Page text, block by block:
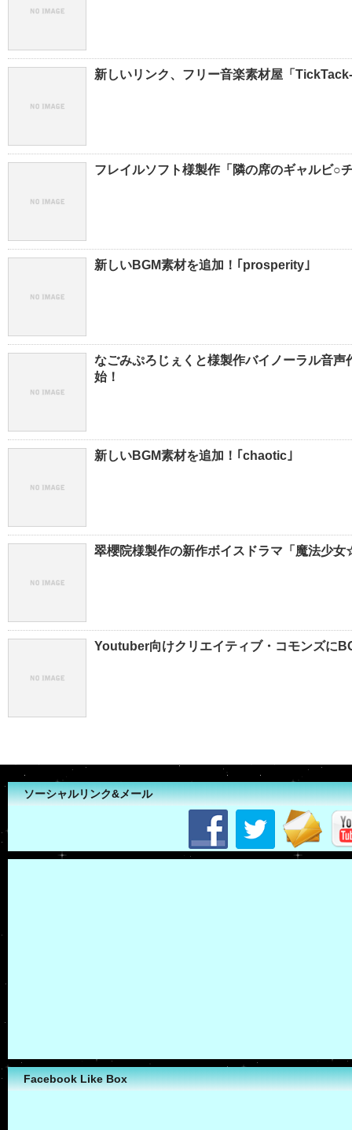
新しいリンク、フリー音楽素材屋「
フレイルソフト様製作「隣の席のギャルビ○
新しいBGM素材を追加！｢prosperity｣
なごみぷろじぇくと様製作バイノーラル音
始！
新しいBGM素材を追加！｢chaotic｣
翠櫻院様製作の新作ボイスドラマ「魔法少
Youtuber向けクリエイティブ・コモンズに
ソーシャルリンク&メール
Facebook Like Box